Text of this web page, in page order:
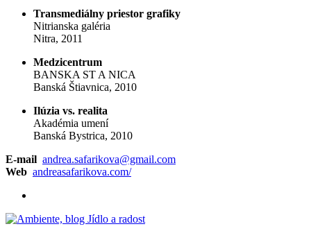
Transmediálny priestor grafiky
Nitrianska galéria
Nitra, 2011
Medzicentrum
BANSKA ST A NICA
Banská Štiavnica, 2010
Ilúzia vs. realita
Akadémia umení
Banská Bystrica, 2010
E-mail andrea.safarikova@gmail.com
Web andreasafarikova.com/